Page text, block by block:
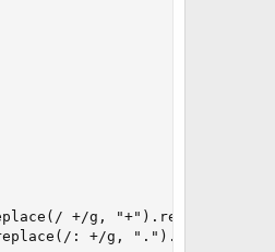
+/g, "+").replace(/;/
: +/g,